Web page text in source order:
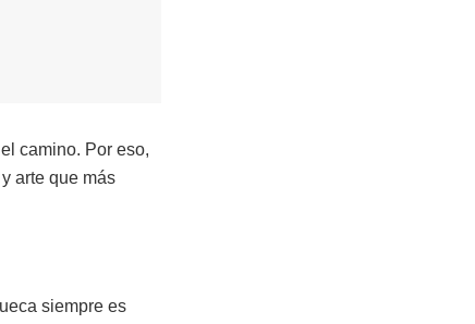
camino. Por eso,
arte que más
siempre es